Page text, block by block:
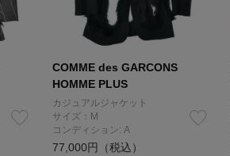
COMME des GARCONS
HOMME PLUS
カジュアルジャケット
サイズ：M
コンディション: A
77,000円（税込）